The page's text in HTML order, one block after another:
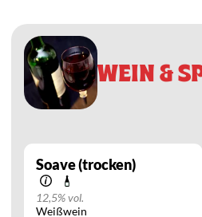
WEIN &
Soave (trocken)
12,5% vol.
Weißwein